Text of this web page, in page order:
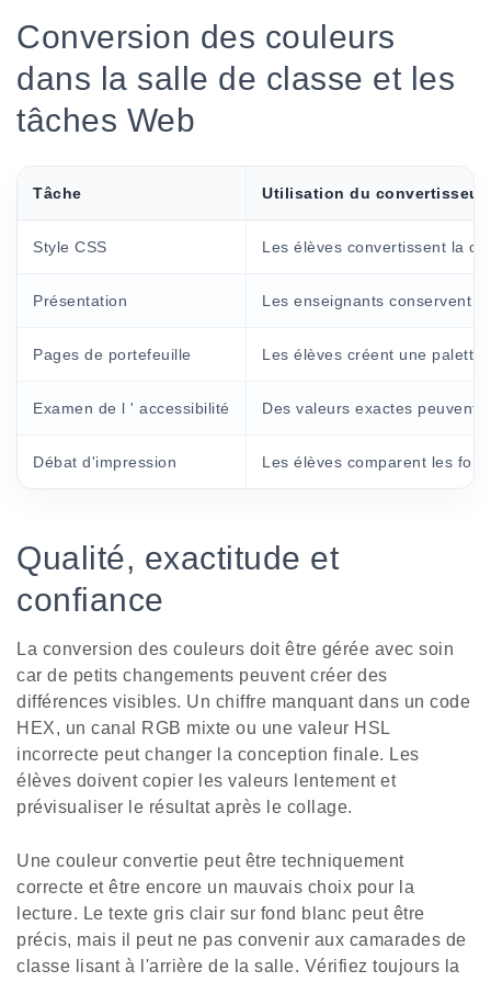
Conversion des couleurs
dans la salle de classe et les
tâches Web
Tâche Utilisation du convertisseur
Style CSS Les élèves convertissent la
Présentation Les enseignants conservent
Pages de portefeuille Les élèves créent une
Examen de l ' accessibilité Des valeurs exactes peuvent
Débat d'impression Les élèves comparent les
Qualité, exactitude et
confiance
La conversion des couleurs doit être gérée avec soin
car de petits changements peuvent créer des
différences visibles. Un chiffre manquant dans un code
HEX, un canal RGB mixte ou une valeur HSL
incorrecte peut changer la conception finale. Les
élèves doivent copier les valeurs lentement et
prévisualiser le résultat après le collage.
Une couleur convertie peut être techniquement
correcte et être encore un mauvais choix pour la
lecture. Le texte gris clair sur fond blanc peut être
précis, mais il peut ne pas convenir aux camarades de
classe lisant à l'arrière de la salle. Vérifiez toujours la